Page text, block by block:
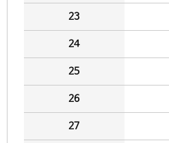
23
24
25
26
27